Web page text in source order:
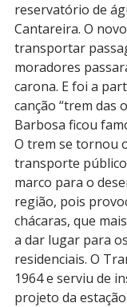
reservatório de
Cantareira. O
transportar
moradores
carona. E foi a
canção “trem das
Barbosa ficou
O trem se tornou
transporte
marco para o
região, pois
chácaras, que
a dar lugar para
residenciais. O
1964 e serviu de
projeto da